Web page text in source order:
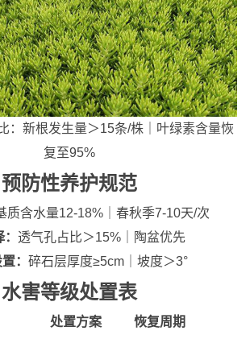
：新根发生量＞15条/株｜叶绿素含量恢
复至95%
预防性养护规范
质含水量12-18%｜春秋季7-10天/次
透气孔占比＞15%｜陶盆优先
： 碎石层厚度≥5cm｜坡度＞3°
水害等级处置表
处置方案
恢复周期